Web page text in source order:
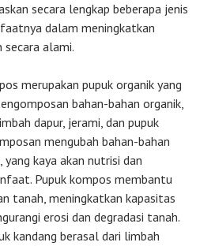
secara lengkap beberapa jenis
dalam meningkatkan
alami.
merupakan pupuk organik yang
bahan-bahan organik,
dapur, jerami, dan pupuk
mengubah bahan-bahan
kaya akan nutrisi dan
Pupuk kompos membantu
tanah, meningkatkan kapasitas
erosi dan degradasi tanah.
kandang berasal dari limbah